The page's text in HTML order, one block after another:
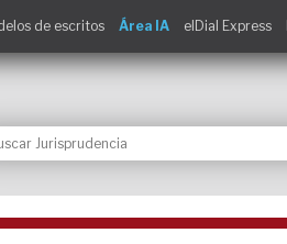
de escritos Área IA elDial Express